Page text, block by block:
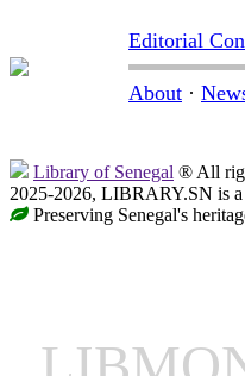
Editorial
About ·
Library of Senegal ® All
2025-2026, LIBRARY.SN is
Preserving Senegal's